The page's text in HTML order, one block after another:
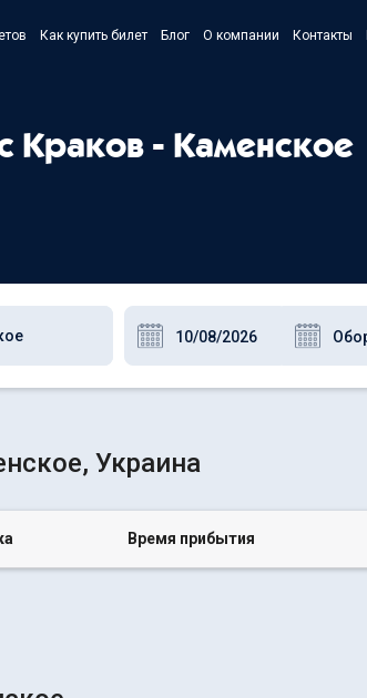
Как купить билет Блог О компании Контакты
Краков - Каменское
Украина
Время прибытия